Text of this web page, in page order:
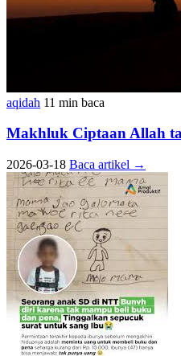
aqidah 11 min baca
Makhluk Ciptaan Allah
2026-03-18 Baca artikel →